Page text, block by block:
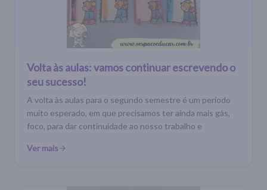
Volta às aulas: vamos continuar escrevendo o
seu sucesso!
A volta às aulas para o segundo semestre é um período
muito esperado, em que precisamos ter ainda mais gás,
foco, para dar continuidade ao nosso trabalho e
Ver mais